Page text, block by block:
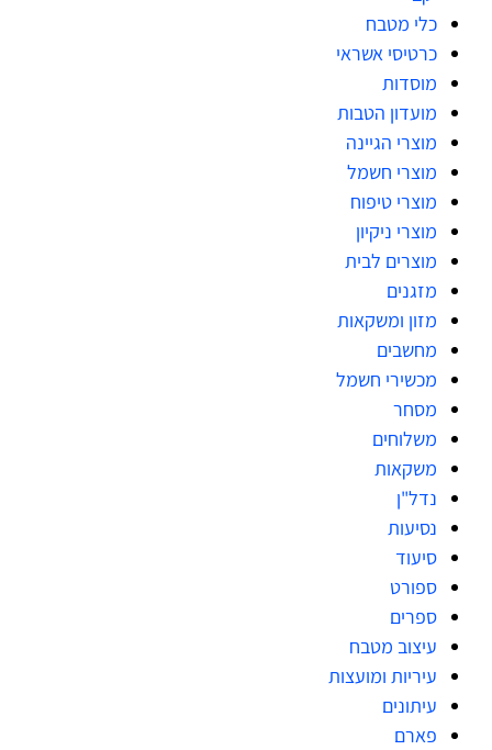
כלי מטבח
כרטיסי אשראי
מוסדות
מועדון הטבות
מוצרי הגיינה
מוצרי חשמל
מוצרי טיפוח
מוצרי ניקיון
מוצרים לבית
מזגנים
מזון ומשקאות
מחשבים
מכשירי חשמל
מסחר
משלוחים
משקאות
נדל"ן
נסיעות
סיעוד
ספורט
ספרים
עיצוב מטבח
עיריות ומועצות
עיתונים
פארם